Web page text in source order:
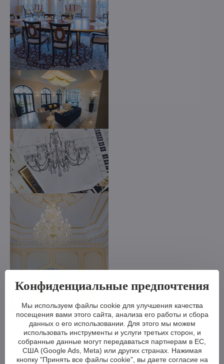
Мы можем сделать хрустальную люстру меньше или
больше, изменить кронштейны, количество лампочек,
укоротить или удлинить цепь - возможности практически
безграничны. А если вам этого недостаточно, мы можем
изготовить хрустальную люстру по вашему проекту.
Конфиденциальные предпочтения
Мы используем файлы cookie для улучшения качества
посещения вами этого сайта, анализа его работы и сбора
данных о его использовании. Для этого мы можем
использовать инструменты и услуги третьих сторон, и
собранные данные могут передаваться партнерам в ЕС,
США (Google Ads, Meta) или других странах. Нажимая
кнопку "Принять все файлы cookie", вы даете согласие на